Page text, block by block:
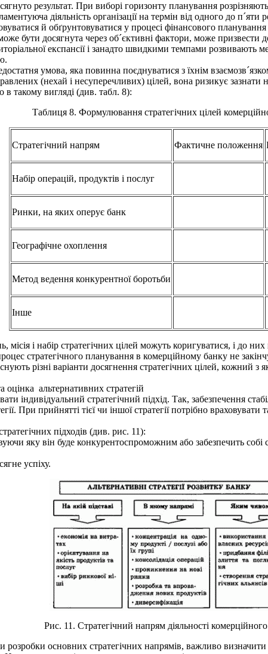
результат. При виборі горизонту планування
діяльність організації на тер­мін від одного до
й обґрун­товуватися у процесі фінансового
бути досягнута через об´єктивні фактори, може призвести
експансії і занадто швидкими темпами розвивають
умова, яка повинна поєднуватися з їхнім
(нехай і несуперечливих) цілей, вона ризикує зазнати
такому вигляді (див. табл. 8):
Таблиця 8. Формулювання стратегічних цілей
Стратегічний напрям Фактичне положення
Набір операцій, продуктів і послуг
Ринки, на яких оперує банк
Географічне охоплення
Метод ведення конкурентної боротьби
Інше
і набір страте­гічних цілей можуть коригуватися, і до
стратегічно­го планування в комерційному банку не
різні варіанти досягнення страте­гічних цілей, кожний з
оцінка альтернативних стратегій
індивідуальний стратегічний підхід. Так, забезпечення
При прийнятті тієї чи іншої стратегії потрібно враховувати
підхо­дів (див. рис. 11):
яку він буде конкурентоспроможним або забезпечить собі
успіху.
Рис. 11. Стратегічний напрям діяльності
основ­них стратегічних напрямів, важливо